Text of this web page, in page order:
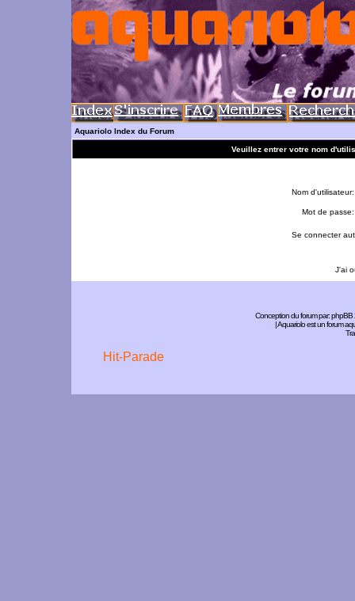
Aquariolo Index du Forum
Veuillez entrer votre nom
Nom d'utilisateur:
Mot de passe:
Se connecter
J'ai
Conception du forum par:phpBB
| Aquariolo est un forum